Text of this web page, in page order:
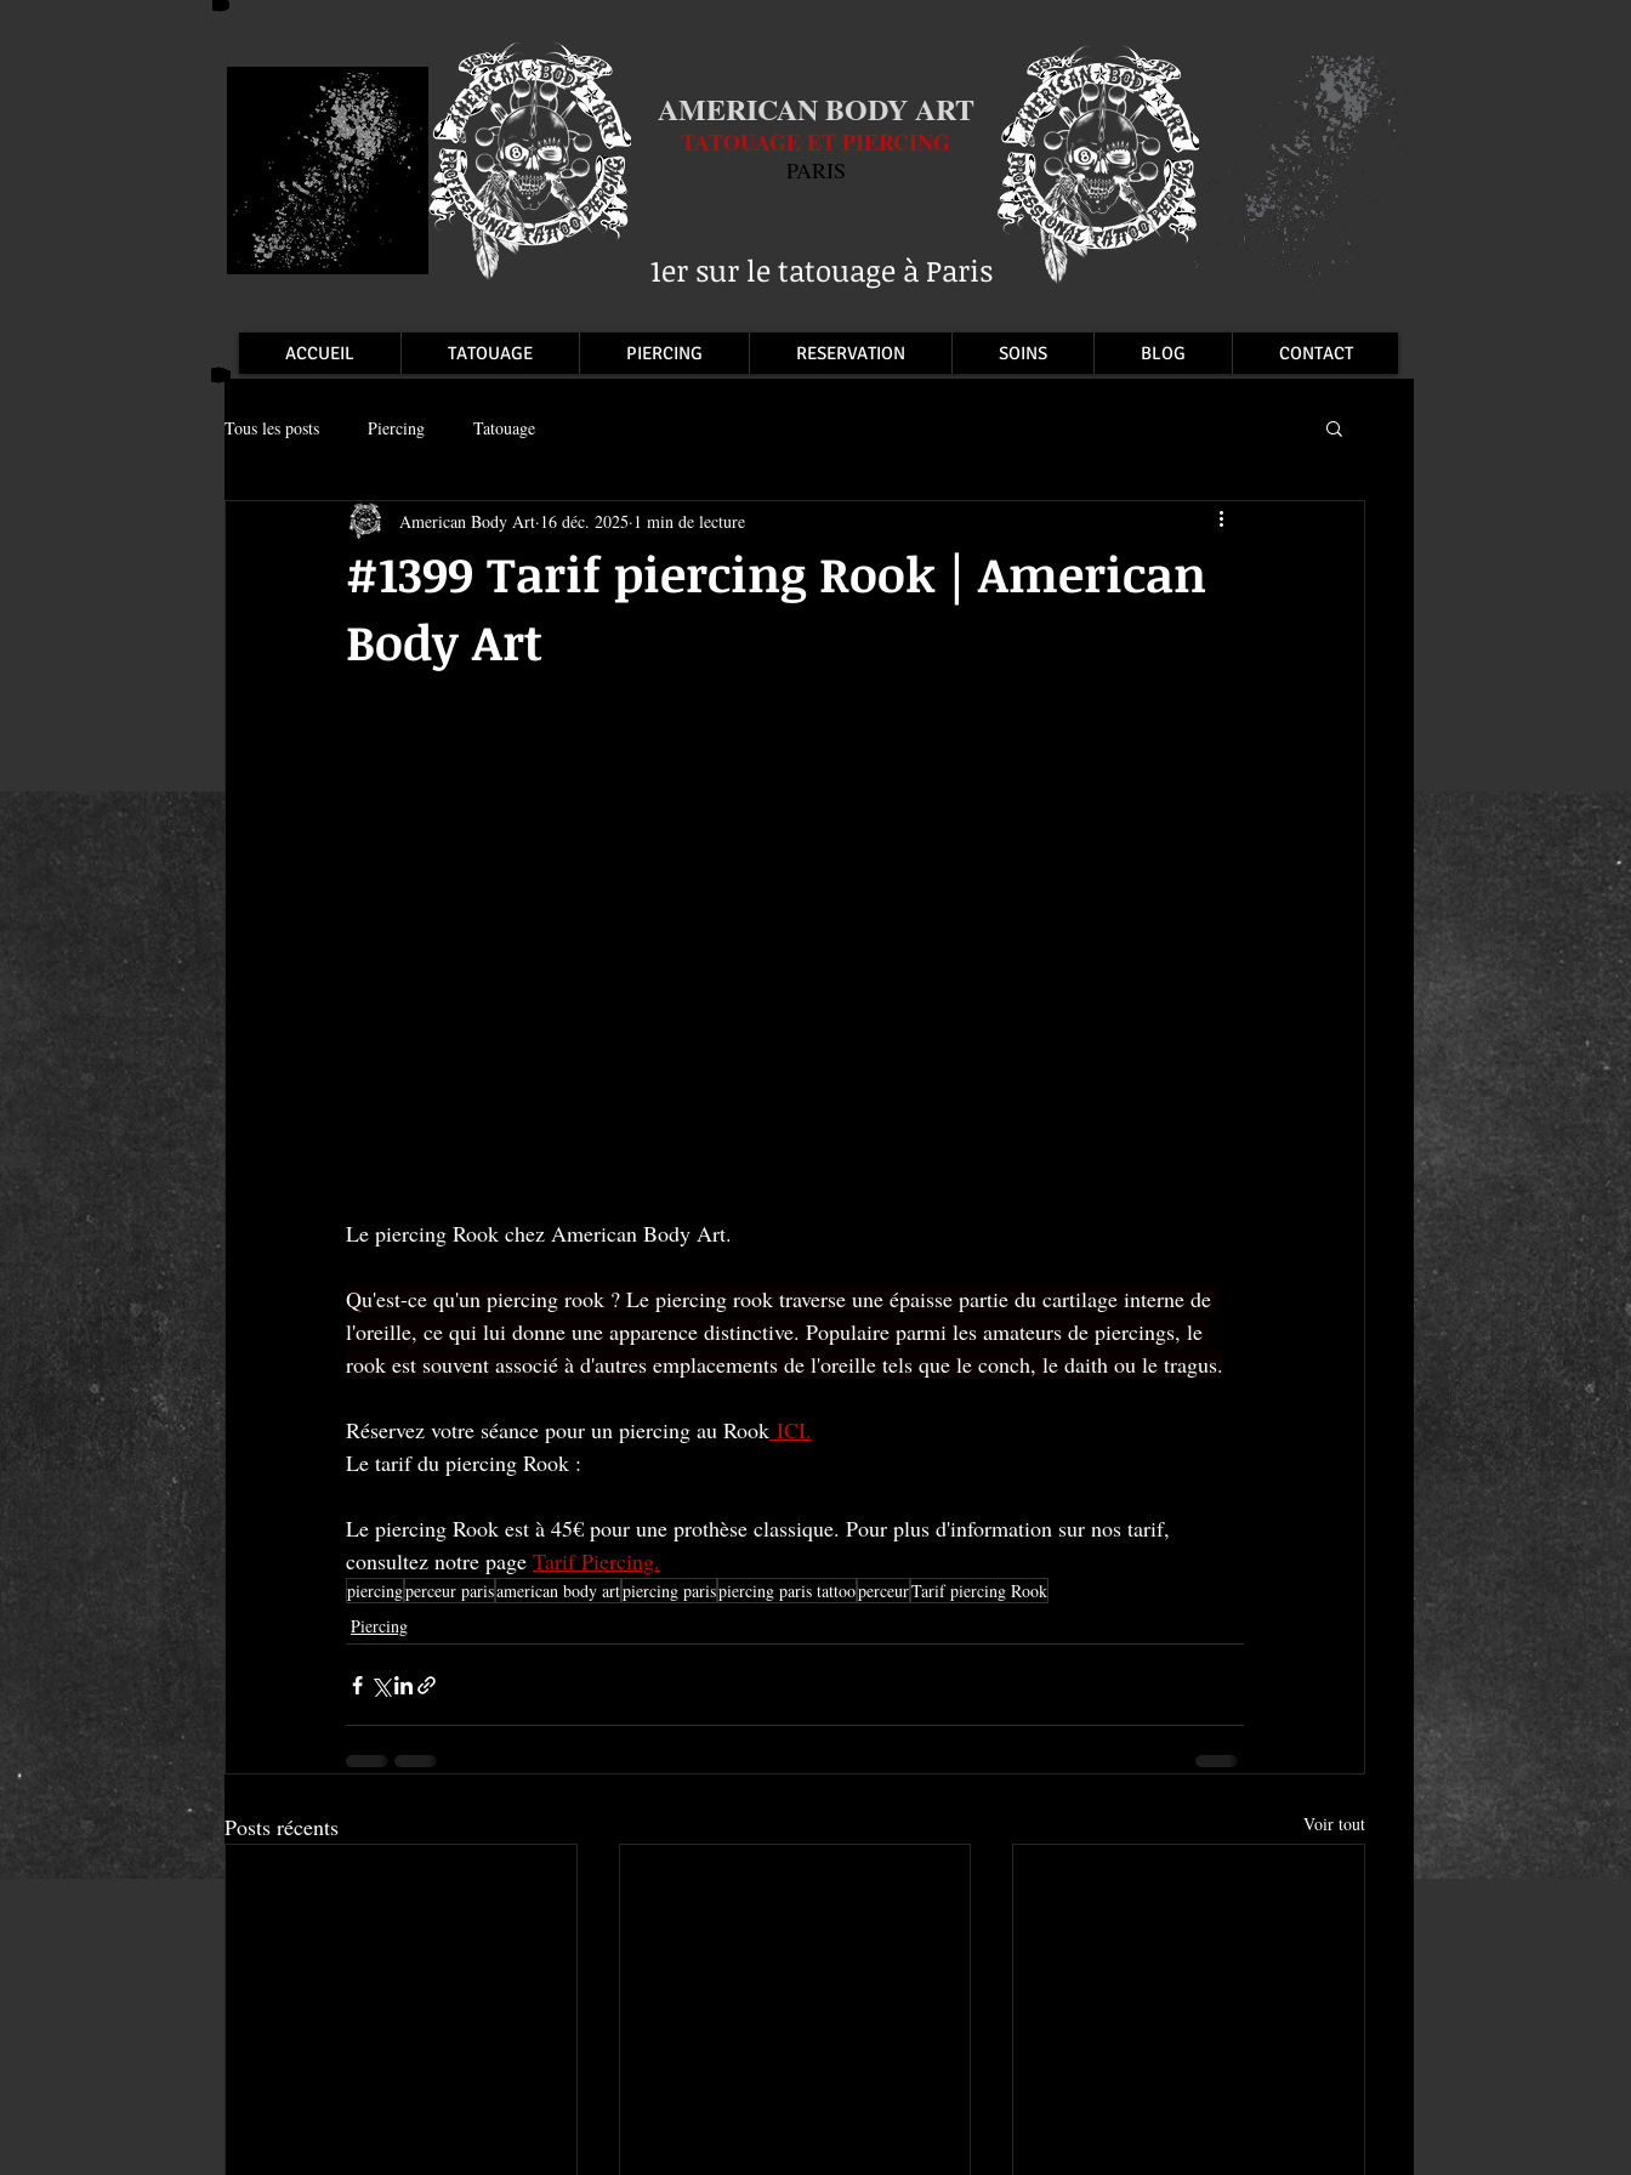
AMERICAN BODY ART
TATOUAGE ET PIERCING
PARIS
1er sur le tatouage à Paris
ACCUEIL TATOUAGE PIERCING RESERVATION SOINS BLOG CONTACT
Tous les posts Piercing Tatouage
#1399 Tarif piercing Rook | American
Body Art
American Body Art 16 déc. 2025 1 min de lecture
Le piercing Rook chez American Body Art.
Qu'est-ce qu'un piercing rook ? Le piercing rook traverse une épaisse partie du cartilage interne de
l'oreille, ce qui lui donne une apparence distinctive. Populaire parmi les amateurs de piercings, le
rook est souvent associé à d'autres emplacements de l'oreille tels que le conch, le daith ou le tragus.
Réservez votre séance pour un piercing au Rook ICI.
Le tarif du piercing Rook :
Le piercing Rook est à 45€ pour une prothèse classique. Pour plus d'information sur nos tarif,
consultez notre page Tarif Piercing.
piercingperceur parisamerican body artpiercing parispiercing paris tattooperceurTarif piercing Rook
Piercing
Posts récents Voir tout